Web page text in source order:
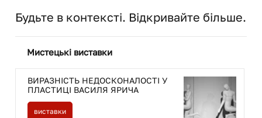
Будьте в контексті. Відкривайте більше.
Мистецькі виставки
ВИРАЗНІСТЬ НЕДОСКОНАЛОСТІ У
ПЛАСТИЦІ ВАСИЛЯ ЯРИЧА
виставки